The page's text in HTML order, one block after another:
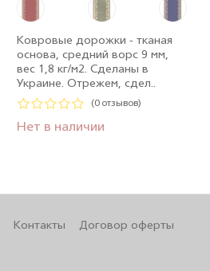
Ковровые дорожки - тканая
основа, средний ворс 9 мм,
вес 1,8 кг/м2. Сделаны в
Украине. Отрежем, сдел..
(0 отзывов)
Нет в наличии
Контакты Договор оферты